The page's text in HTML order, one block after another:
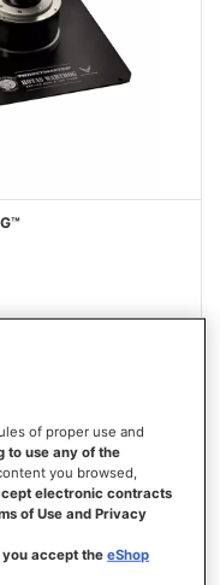
VOIR
of proper use and
to use any of the
you browsed,
electronic contracts
of Use and Privacy
you accept theeShop